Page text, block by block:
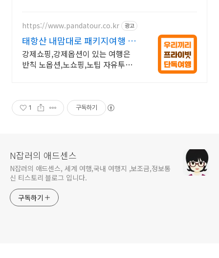
https://www.pandatour.co.kr 광고
태항산 내맘대로 패키지여행 노
쇼핑,노옵션,노팁
강제쇼핑,강제옵션이 있는 여행은
반칙 노옵션,노쇼핑,노팁 자유투어
1 구독하기
N잡러의 애드센스
N잡러의 애드센스, 세계 여행,국내 여행지 ,보조금,정보통
신 티스토리 블로그 입니다.
구독하기